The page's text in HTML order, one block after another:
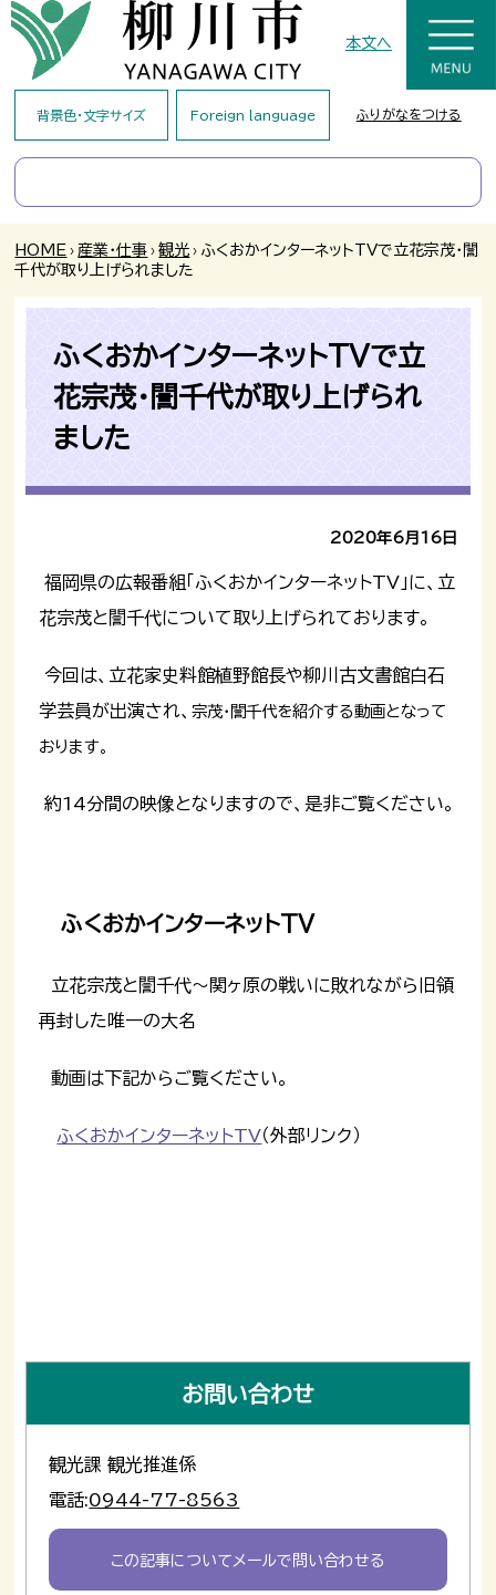
本文へ
背景色・文字サイズ Foreign language ふりがなをつける
HOME › 産業・仕事 › 観光 › ふくおかインターネットTVで立花宗茂・誾
千代が取り上げられました
ふくおかインターネットTVで立
花宗茂・誾千代が取り上げられ
ました
2020年6月16日
福岡県の広報番組「ふくおかインターネットTV」に、立
花宗茂と誾千代について取り上げられております。
今回は、立花家史料館植野館長や柳川古文書館白石
学芸員が出演され、宗茂・誾千代を紹介する動画となって
おります。
約14分間の映像となりますので、是非ご覧ください。
ふくおかインターネットTV
立花宗茂と誾千代～関ヶ原の戦いに敗れながら旧領
再封した唯一の大名
動画は下記からご覧ください。
ふくおかインターネットTV（外部リンク）
お問い合わせ
観光課 観光推進係
電話:0944-77-8563
この記事についてメールで問い合わせる